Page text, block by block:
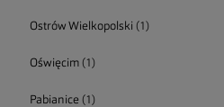
Ostrów Wielkopolski (1)
Oświęcim(1)
Pabianice (1)